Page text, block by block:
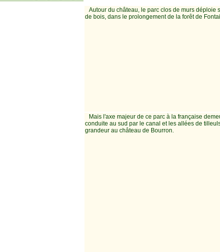
Autour du château, le parc clos de murs déploie
de bois, dans le prolongement de la forêt de
Mais l'axe majeur de ce parc à la française
conduite au sud par le canal et les allées de
grandeur au château de Bourron.